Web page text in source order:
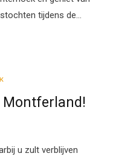
tijdens de…
Montferland!
u zult verblijven